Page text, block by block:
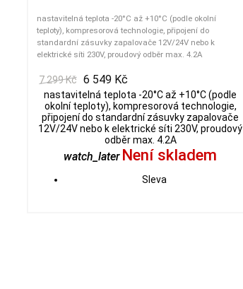
nastavitelná teplota -20°C až +10°C (podle okolní
teploty), kompresorová technologie, připojení do
standardní zásuvky zapalovače 12V/24V nebo k
elektrické síti 230V, proudový odběr max. 4.2A
7 299 Kč 6 549 Kč
nastavitelná teplota -20°C až +10°C (podle
okolní teploty), kompresorová technologie,
připojení do standardní zásuvky zapalovače
12V/24V nebo k elektrické síti 230V, proudový
odběr max. 4.2A
watch_later Není skladem
Sleva